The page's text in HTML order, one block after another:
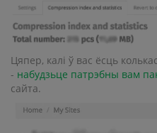
Цяпер, калі ў вас ёсць
- набудзьце патрэбны вам
сайта.